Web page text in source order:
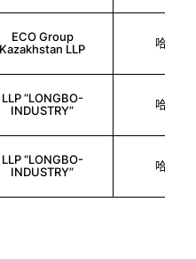
ECO Group
Kazakhstan LLP
哈萨克
LLP “LONGBO-
INDUSTRY”
哈萨克
LLP “LONGBO-
INDUSTRY”
哈萨克